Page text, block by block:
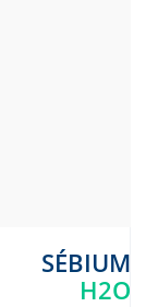
SÉBIUM
H2O